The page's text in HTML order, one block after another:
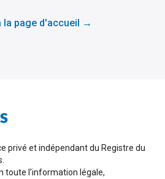
la page d'accueil →
privé et indépendant du Registre du
toute l'information légale,